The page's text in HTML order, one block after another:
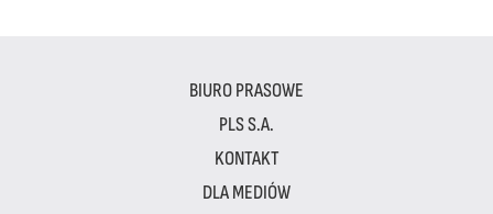
BIURO PRASOWE
PLS S.A.
KONTAKT
DLA MEDIÓW